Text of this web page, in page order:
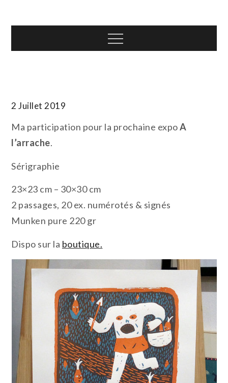
T.TOTH Menu
2 Juillet 2019
Ma participation pour la prochaine expoA
l’arrache.
Sérigraphie
23×23 cm – 30×30 cm
2 passages, 20 ex. numérotés & signés
Munken pure 220 gr
Dispo sur la boutique.